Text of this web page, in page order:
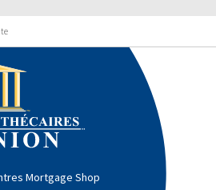
Mortgage Shop